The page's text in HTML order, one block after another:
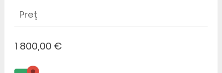
Preț
1 800,00 €